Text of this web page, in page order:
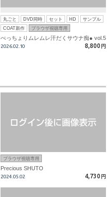
丸ごと DVD同時 セット HD
サンプル
COAT新作
ブラウザ視聴専用
べっちょりムレムレ汗だくサウナ痴● vol.5
2026.02.10 8,800 円
ブラウザ視聴専用
Precious SHUTO
2024.05.02 4,730 円